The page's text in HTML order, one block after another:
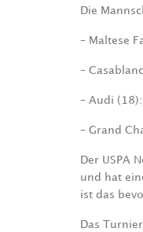
Die
– Maltese
–
– Audi
– Grand
Der USPA
und hat
ist das
Das